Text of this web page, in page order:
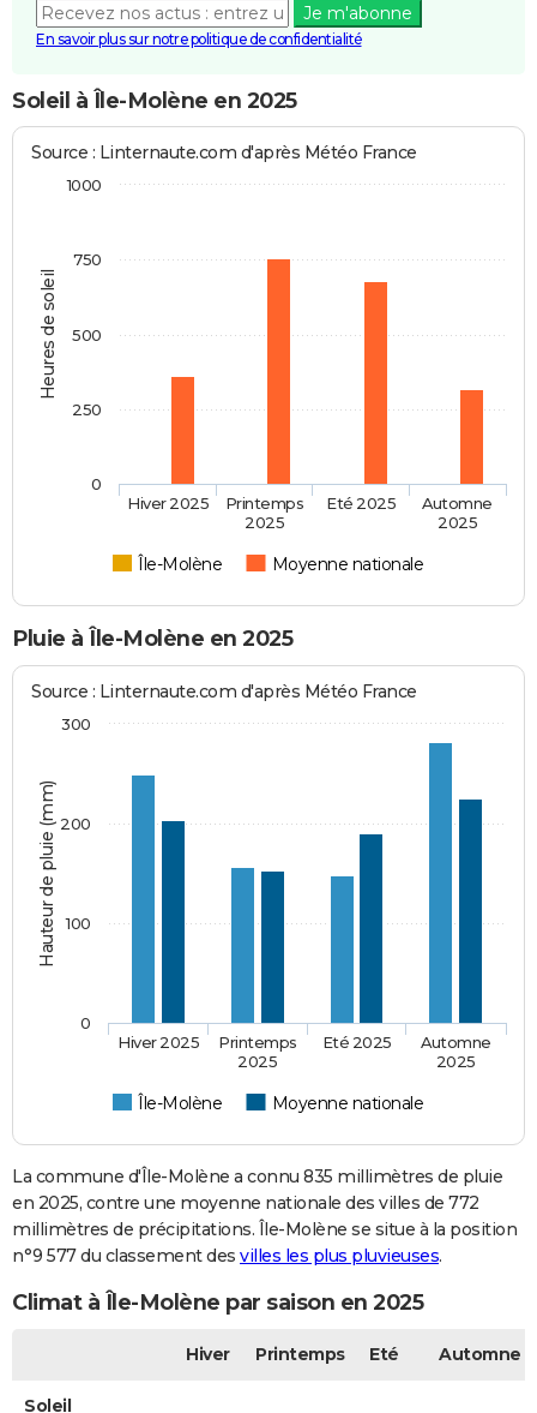
Je m'abonne
En savoir plus sur notre politique de confidentialité
Soleil à Île-Molène en 2025
Heures de soleil
Source : Linternaute.com d'après Météo France
Île-Molène Moyenne nationale
Hiver 2025
Printemps
2025
Eté 2025
Automne
2025
0
250
500
750
1000
Pluie à Île-Molène en 2025
Hauteur de pluie (mm)
Source : Linternaute.com d'après Météo France
Île-Molène Moyenne nationale
Hiver 2025
Printemps
2025
Eté 2025
Automne
2025
0
100
200
300
La commune d'Île-Molène a connu 835 millimètres de pluie
en 2025, contre une moyenne nationale des villes de 772
millimètres de précipitations. Île-Molène se situe à la position
n°9 577 du classement des villes les plus pluvieuses.
Climat à Île-Molène par saison en 2025
Hiver Printemps Eté Automne
Soleil